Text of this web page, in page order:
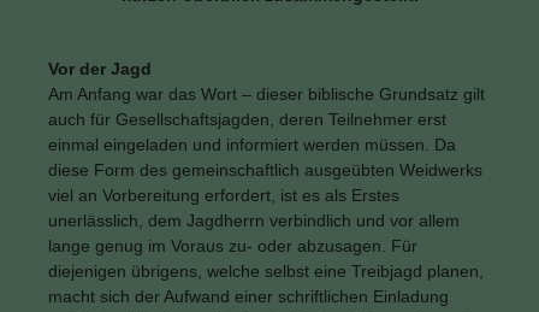
Vor der Jagd
Am Anfang war das Wort – dieser biblische Grundsatz gilt
auch für Gesellschaftsjagden, deren Teilnehmer erst
einmal eingeladen und informiert werden müssen. Da
diese Form des gemeinschaftlich ausgeübten Weidwerks
viel an Vorbereitung erfordert, ist es als Erstes
unerlässlich, dem Jagdherrn verbindlich und vor allem
lange genug im Voraus zu- oder abzusagen. Für
diejenigen übrigens, welche selbst eine Treibjagd planen,
macht sich der Aufwand einer schriftlichen Einladung